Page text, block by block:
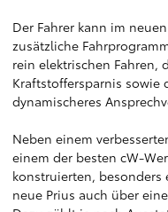
Der Fahrer kann im
zusätzliche
rein elektrischen Fahren,
Kraftstoffersparnis sowie
dynamischeres
Neben einem
einem der besten cW-
konstruierten,
neue Prius auch über